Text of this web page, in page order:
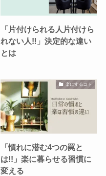
「片付けられる人片付けら
れない人!!」決定的な違い
とは
楽にするコト
「慣れに潜む4つの罠と
は!!」楽に暮らせる習慣に
変える